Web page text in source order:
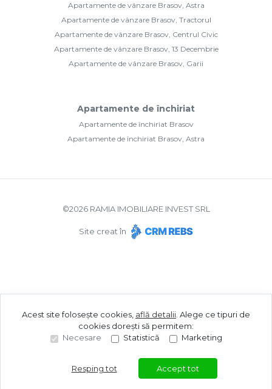
Apartamente de vânzare Brasov, Astra
Apartamente de vânzare Brasov, Tractorul
Apartamente de vânzare Brasov, Centrul Civic
Apartamente de vânzare Brasov, 13 Decembrie
Apartamente de vânzare Brasov, Garii
Apartamente de închiriat
Apartamente de închiriat Brasov
Apartamente de închiriat Brasov, Astra
©2026RAMIA IMOBILIARE INVEST SRL
Site creat în
Acest site folosește cookies, află detalii Alege ce tipuri de
cookies dorești să permitem:
Necesare
Statistică Marketing
Resping tot Accept tot